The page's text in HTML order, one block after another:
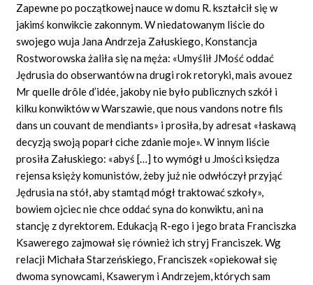
Zapewne po początkowej nauce w domu R. kształcił się w
jakimś konwikcie zakonnym. W niedatowanym liście do
swojego wuja Jana Andrzeja Załuskiego, Konstancja
Rostworowska żaliła się na męża: «Umyślił JMość oddać
Jędrusia do obserwantów na drugi rok retoryki,mais avouez
Mr quelledrôle d’idée, jakobyniebyło publicznych szkół i
kilku konwiktów w Warszawie,que nous vandons notre fils
dans un couvant de mendiants» i prosiła, by adresat «łaskawą
decyzją swoją poparł ciche zdaniemoje».W innym liście
prosiła Załuskiego: «abyś […] to wymógł u Jmości księdza
rejensa księży komunistów, żeby już nie odwłóczył przyjąć
Jędrusia na stół, aby stamtąd mógł traktować szkoły»,
bowiem ojciec nie chce oddać syna do konwiktu, ani na
stancję z dyrektorem. Edukacją R-ego i jego brata Franciszka
Ksawerego zajmował się również ich stryj Franciszek. Wg
relacji Michała Starzeńskiego, Franciszek «opiekował się
dwoma synowcami, Ksawerym i Andrzejem, których sam